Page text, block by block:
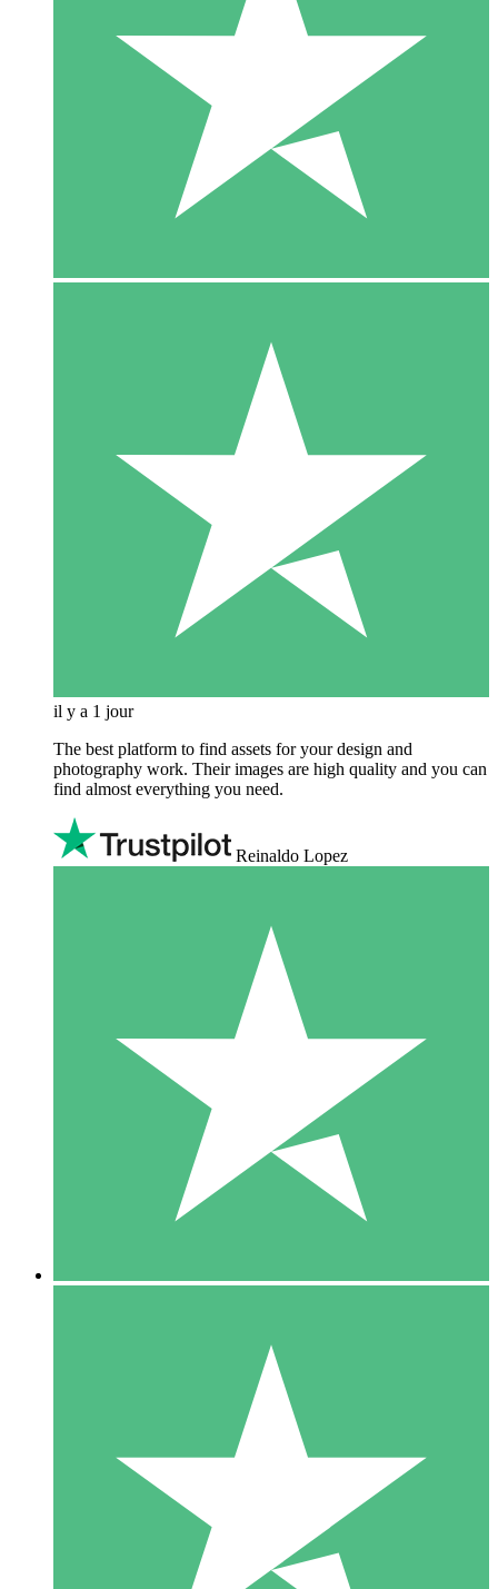
il y a 1 jour
The best platform to find assets for your design and
photography work. Their images are high quality and you can
find almost everything you need.
Reinaldo Lopez